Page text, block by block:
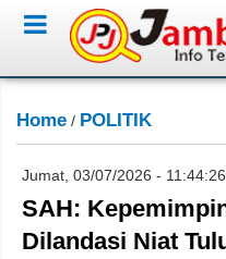
Home / POLITIK
Jumat, 03/07/2026 -
SAH:
Dilandasi Niat